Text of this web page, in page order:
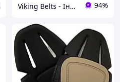
Viking Belts - Інтернет магазин шкіряних аксесуарів 94%